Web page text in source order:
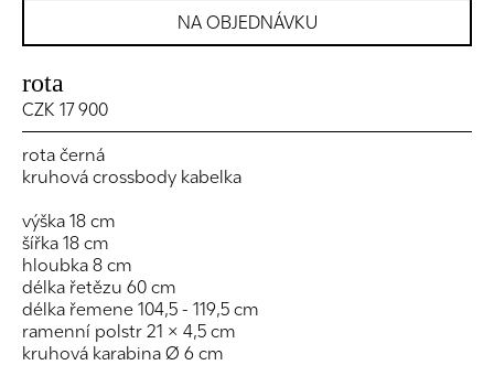
NA OBJEDNÁVKU
rota
CZK 17 900
rota černá
kruhová crossbody kabelka
výška 18 cm
šířka 18 cm
hloubka 8 cm
délka řetězu 60 cm
délka řemene 104,5 - 119,5 cm
ramenní polstr 21 × 4,5 cm
kruhová karabina Ø 6 cm